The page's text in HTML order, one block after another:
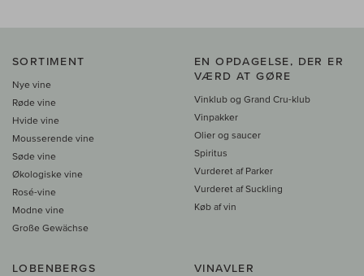
SORTIMENT
Nye vine
Røde vine
Hvide vine
Mousserende vine
Søde vine
Økologiske vine
Rosé-vine
Modne vine
Große Gewächse
EN OPDAGELSE, DER ER
VÆRD AT GØRE
Vinklub og Grand Cru-klub
Vinpakker
Olier og saucer
Spiritus
Vurderet af Parker
Vurderet af Suckling
Køb af vin
LOBENBERGS VINAVLER